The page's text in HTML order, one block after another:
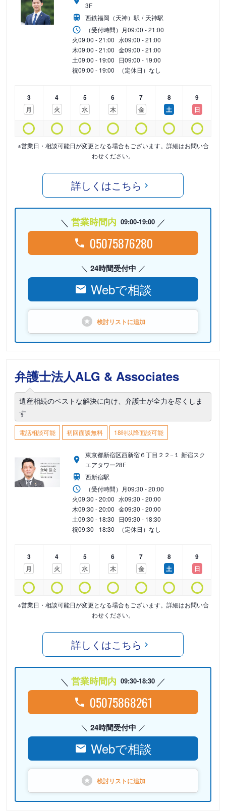
3F
西鉄福岡（天神）駅
天神駅
（受付時間） 月09:00 - 21:00
火09:00 - 21:00 水09:00 - 21:00
木09:00 - 21:00 金09:00 - 21:00
土09:00 - 19:00 日09:00 - 19:00
祝09:00 - 19:00 （定休日）なし
3
月
4
火
5
水
6
木
7
金
8
土
9
日
※営業日・相談可能日が変更となる場合もございます。詳細はお問い合
わせください。
詳しくはこちら
営業時間内 09:00-19:00
05075876280
24時間受付中
Webで相談
検討リストに追加
弁護士法人ALG & Associates
遺産相続のベストな解決に向け、弁護士が全力を尽くしま
す
電話相談可能 初回面談無料 18時以降面談可能
東京都新宿区西新宿６丁目２２−１ 新宿スク
エアタワー28F
西新宿駅
（受付時間） 月09:30 - 20:00
火09:30 - 20:00 水09:30 - 20:00
木09:30 - 20:00 金09:30 - 20:00
土09:30 - 18:30 日09:30 - 18:30
祝09:30 - 18:30 （定休日）なし
3
月
4
火
5
水
6
木
7
金
8
土
9
日
※営業日・相談可能日が変更となる場合もございます。詳細はお問い合
わせください。
詳しくはこちら
営業時間内 09:30-18:30
05075868261
24時間受付中
Webで相談
検討リストに追加